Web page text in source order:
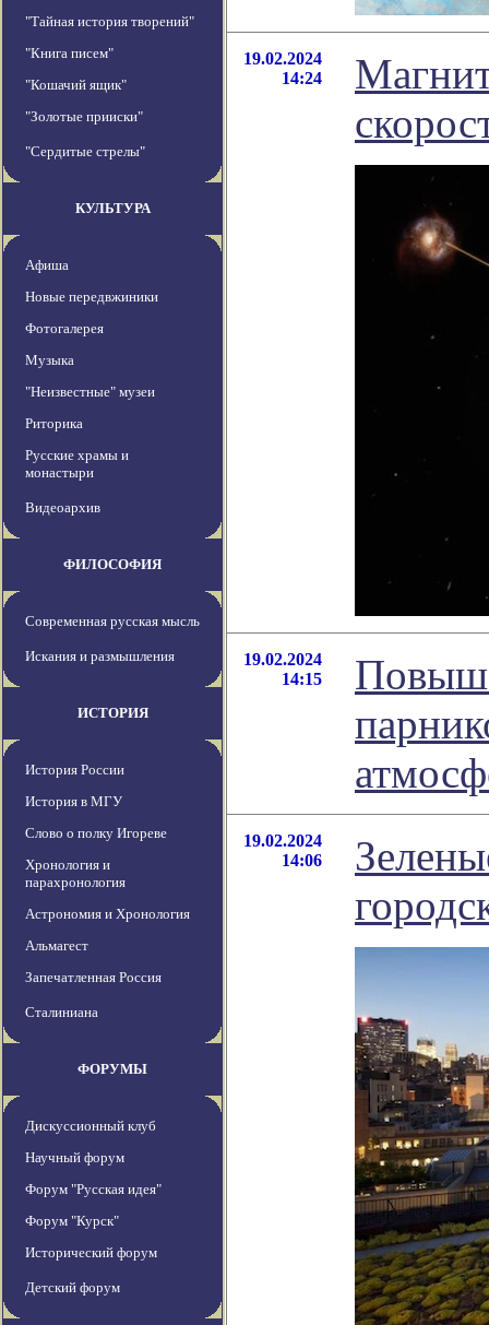
"Тайная история творений"
"Книга писем"
"Кошачий ящик"
"Золотые прииски"
"Сердитые стрелы"
КУЛЬТУРА
Афиша
Новые передвжиники
Фотогалерея
Музыка
"Неизвестные" музеи
Риторика
Русские храмы и
монастыри
Видеоархив
ФИЛОСОФИЯ
Современная русская мысль
Искания и размышления
ИСТОРИЯ
История России
История в МГУ
Слово о полку Игореве
Хронология и
парахронология
Астрономия и Хронология
Альмагест
Запечатленная Россия
Сталиниана
ФОРУМЫ
Дискуссионный клуб
Научный форум
Форум "Русская идея"
Форум "Курск"
Исторический форум
Детский форум
19.02.2024
14:24
19.02.2024
14:15
19.02.2024
14:06